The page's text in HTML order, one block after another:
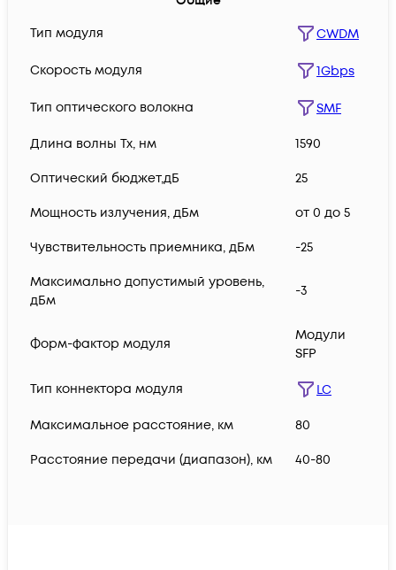
Тип модуля
CWDM
Скорость модуля 1Gbps
Тип оптического волокна SMF
Длина волны Tx, нм 1590
Оптический бюджет,дБ 25
Мощность излучения, дБм от 0 до 5
Чувствительность приемника, дБм -25
Максимально допустимый уровень,
дБм
-3
Форм-фактор модуля
Модули
SFP
Тип коннектора модуля LC
Максимальное расстояние, км 80
Расстояние передачи (диапазон), км 40-80